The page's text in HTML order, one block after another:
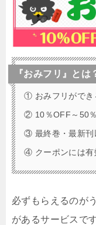
『おみフリ』とは
① おみフリができ
② 10％OFF～50
③ 最終巻・最新刊
④ クーポンには有
必ずもらえるのが
があるサービスです